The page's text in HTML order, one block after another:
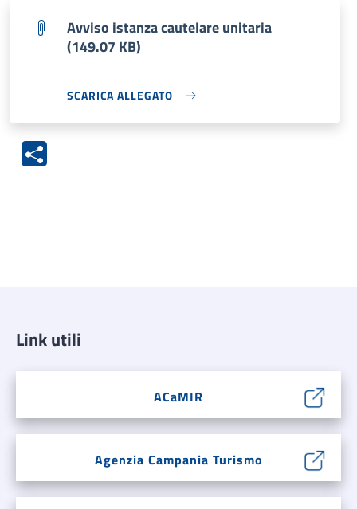
Avviso istanza cautelare unitaria
(149.07 KB)
SCARICA ALLEGATO
Link utili
ACaMIR
Agenzia Campania Turismo